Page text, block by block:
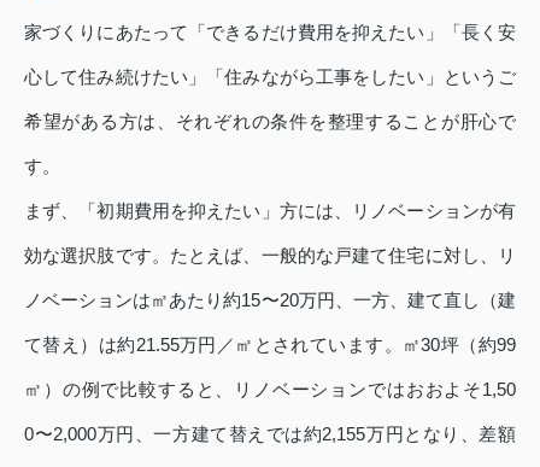
家づくりにあたって「できるだけ費用を抑えたい」「長く安
心して住み続けたい」「住みながら工事をしたい」というご
希望がある方は、それぞれの条件を整理することが肝心で
す。
まず、「初期費用を抑えたい」方には、リノベーションが有
効な選択肢です。たとえば、一般的な戸建て住宅に対し、リ
ノベーションは㎡あたり約15〜20万円、一方、建て直し（建
て替え）は約21.55万円／㎡とされています。㎡30坪（約99
㎡）の例で比較すると、リノベーションではおおよそ1,50
0〜2,000万円、一方建て替えでは約2,155万円となり、差額